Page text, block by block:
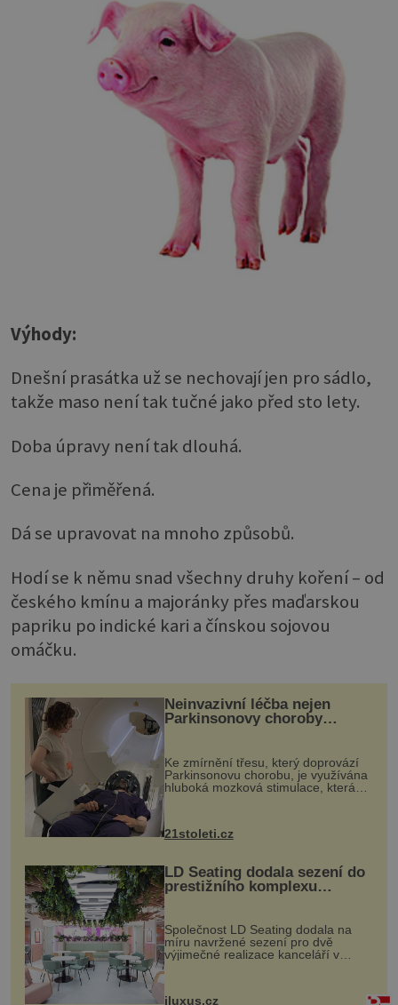
Výhody:
Dnešní prasátka už se nechovají jen pro sádlo,
takže maso není tak tučné jako před sto lety.
Doba úpravy není tak dlouhá.
Cena je přiměřená.
Dá se upravovat na mnoho způsobů.
Hodí se k němu snad všechny druhy koření – od
českého kmínu a majoránky přes maďarskou
papriku po indické kari a čínskou sojovou
omáčku.
Neinvazivní léčba nejen
Parkinsonovy choroby
Ke zmírnění třesu, který doprovází
Parkinsonovu chorobu, je využívána
hluboká mozková stimulace, která
však vyžaduje vysoce invazivní
k dostatečně přesnému zacílení ...
21stoleti.cz
LD Seating dodala sezení do
prestižního komplexu
MediaCityUK v Salfordu
Společnost LD Seating dodala na
míru navržené sezení pro dvě
výjimečné realizace kanceláří v
areálu MediaCityUK v anglickém
iluxus.cz